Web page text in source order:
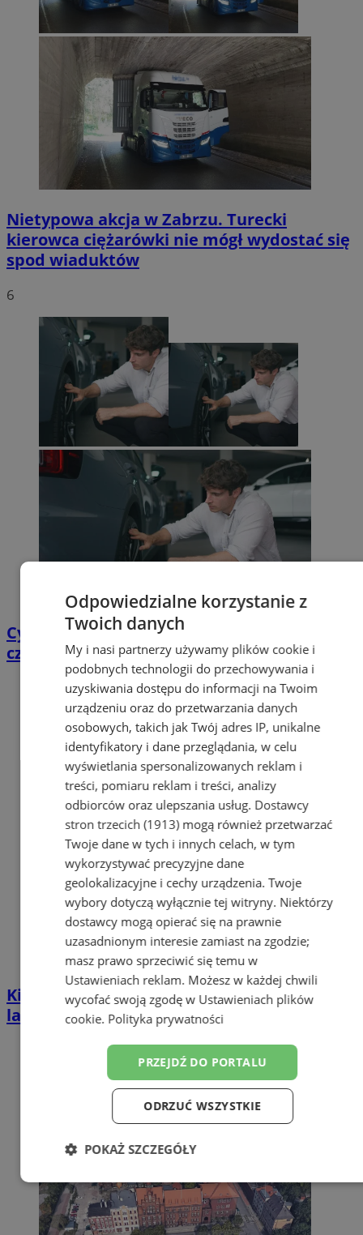
Nietypowa akcja w Zabrzu. Turecki
kierowca ciężarówki nie mógł wydostać się
spod wiaduktów
6
Cyfrowy przegląd przedtrasowy: co mówią
czujniki TPMS i diagnostyka pokładowa?
Kierował BMW mimo zakazu sądowego. 57-
latek zatrzymany w Zabrzu
Odpowiedzialne korzystanie z
Twoich danych
My i nasi partnerzy używamy plików cookie i
podobnych technologii do przechowywania i
uzyskiwania dostępu do informacji na Twoim
urządzeniu oraz do przetwarzania danych
osobowych, takich jak Twój adres IP, unikalne
identyfikatory i dane przeglądania, w celu
wyświetlania spersonalizowanych reklam i
treści, pomiaru reklam i treści, analizy
odbiorców oraz ulepszania usług. Dostawcy
stron trzecich (1913)mogą również przetwarzać
Twoje dane w tych i innych celach, w tym
wykorzystywać precyzyjne dane
geolokalizacyjne i cechy urządzenia. Twoje
wybory dotyczą wyłącznie tej witryny. Niektórzy
dostawcy mogą opierać się na prawnie
uzasadnionym interesie zamiast na zgodzie;
masz prawo sprzeciwić się temu w
Ustawieniach reklam. Możesz w każdej chwili
wycofać swoją zgodę w Ustawieniach plików
cookie. Polityka prywatności
PRZEJDŹ DO PORTALU
ODRZUĆ WSZYSTKIE
POKAŻ SZCZEGÓŁY
Niezbędne Wydajność Targetowanie